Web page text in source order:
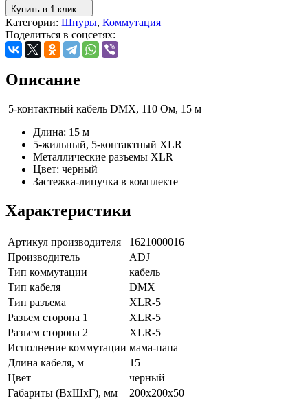
Купить в 1 клик
Категории: Шнуры, Коммутация
Поделиться в соцсетях:
Описание
5-контактный кабель DMX, 110 Ом, 15 м
Длина: 15 м
5-жильный, 5-контактный XLR
Металлические разъемы XLR
Цвет: черный
Застежка-липучка в комплекте
Характеристики
Артикул производителя
1621000016
Производитель
ADJ
Тип коммутации
кабель
Тип кабеля
DMX
Тип разъема
XLR-5
Разъем сторона 1
XLR-5
Разъем сторона 2
XLR-5
Исполнение коммутации мама-папа
Длина кабеля, м
15
Цвет
черный
Габариты (ВxШxГ), мм
200х200х50